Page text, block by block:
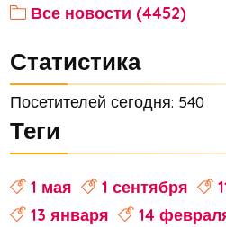
Все новости (4452)
Статистика
Посетителей сегодня: 540
Теги
1 мая 1 сентября
13 января
14